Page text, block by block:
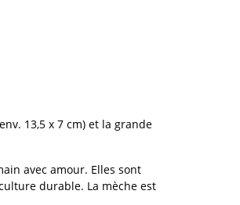
13,5 x 7 cm) et la grande
avec amour. Elles sont
durable. La mèche est